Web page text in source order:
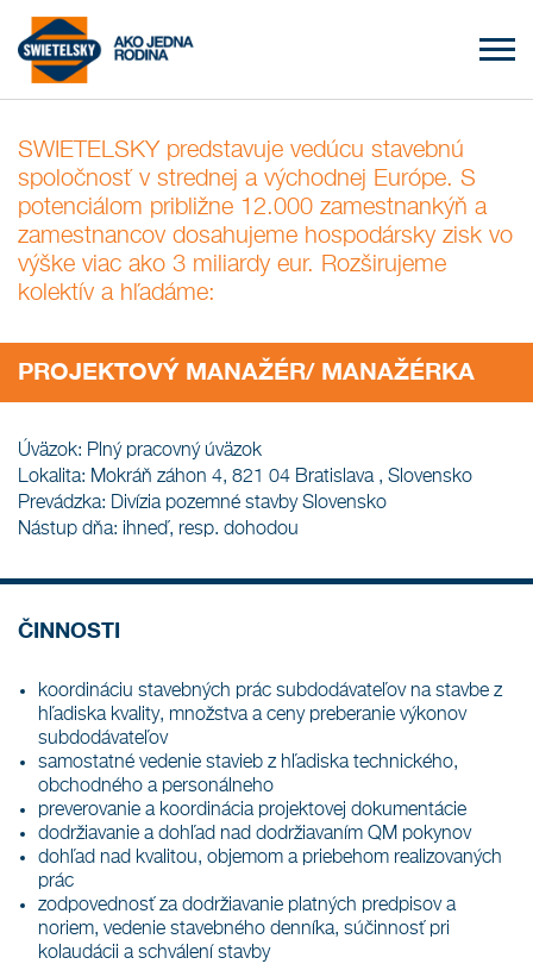
SWIETELSKY predstavuje vedúcu stavebnú
spoločnosť v strednej a východnej Európe. S
potenciálom približne 12.000 zamestnankýň a
zamestnancov dosahujeme hospodársky zisk vo
výške viac ako 3 miliardy eur. Rozširujeme
kolektív a hľadáme:
PROJEKTOVÝ MANAŽÉR/ MANAŽÉRKA
Úväzok: Plný pracovný úväzok
Lokalita: Mokráň záhon 4, 821 04 Bratislava , Slovensko
Prevádzka: Divízia pozemné stavby Slovensko
Nástup dňa: ihneď, resp. dohodou
ČINNOSTI
koordináciu stavebných prác subdodávateľov na stavbe z
hľadiska kvality, množstva a ceny preberanie výkonov
subdodávateľov
samostatné vedenie stavieb z hľadiska technického,
obchodného a personálneho
preverovanie a koordinácia projektovej dokumentácie
dodržiavanie a dohľad nad dodržiavaním QM pokynov
dohľad nad kvalitou, objemom a priebehom realizovaných
prác
zodpovednosť za dodržiavanie platných predpisov a
noriem, vedenie stavebného denníka, súčinnosť pri
kolaudácii a schválení stavby